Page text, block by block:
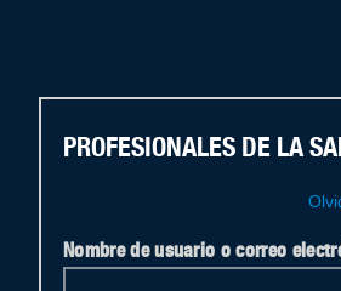
PROFESIONALES DE LA
Nombre de usuario o correo